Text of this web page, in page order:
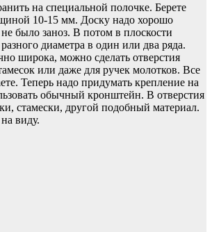
на специальной полочке. Берете
10-15 мм. Доску надо хорошо
было заноз. В потом в плоскости
диаметра в один или два ряда.
широка, можно сделать отверстия
или даже для ручек молотков. Все
Теперь надо придумать крепление на
обычный кронштейн. В отверстия
стамески, другой подобный материал.
виду.